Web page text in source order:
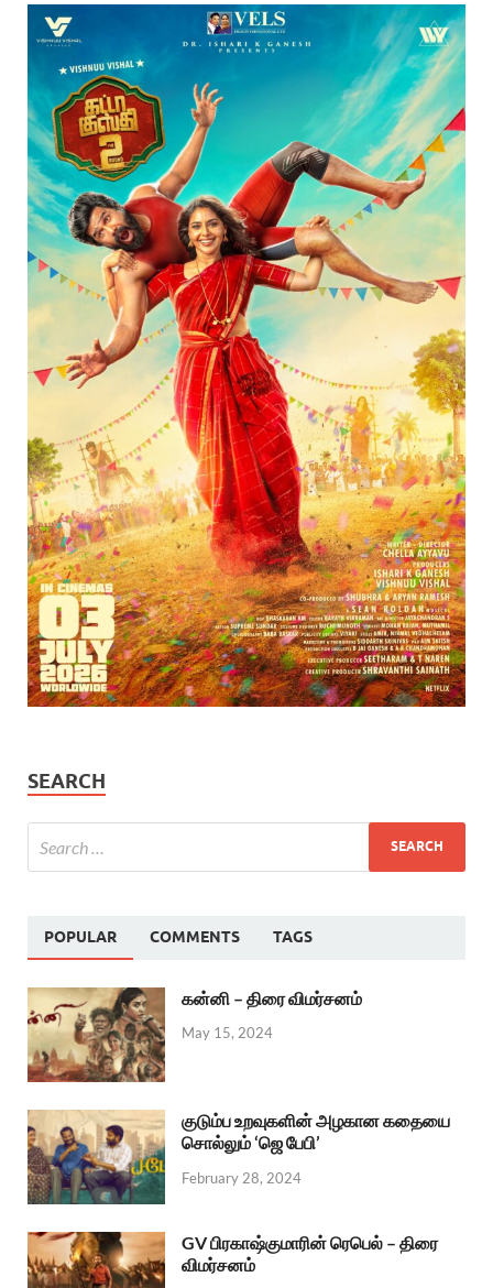
SEARCH
POPULAR COMMENTS TAGS
கன்னி – திரை விமர்சனம்
May 15, 2024
குடும்ப உறவுகளின் அழகான கதையை
சொல்லும் ‘ஜெ பேபி’
February 28, 2024
GV பிரகாஷ்குமாரின் ரெபெல் – திரை
விமர்சனம்